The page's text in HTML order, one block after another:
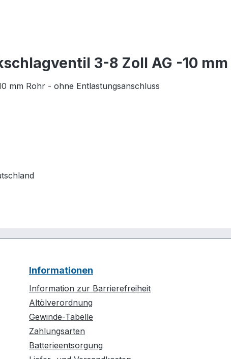
3-8 Zoll AG -10 mm
mm Rohr - ohne Entlastungsanschluss
Informationen
Information zur Barrierefreiheit
Altölverordnung
Gewinde-Tabelle
Zahlungsarten
Batterieentsorgung